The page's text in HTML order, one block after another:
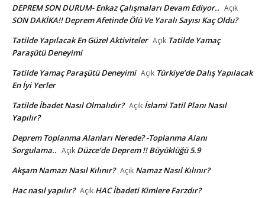
DEPREM SON DURUM- Enkaz Çalışmaları Devam Ediyor.. Açık
SON DAKİKA!! Deprem Afetinde Ölü Ve Yaralı Sayısı Kaç Oldu?
Tatilde Yapılacak En Güzel Aktiviteler Açık Tatilde Yamaç
Paraşütü Deneyimi
Tatilde Yamaç Paraşütü Deneyimi Açık Türkiye’de Dalış Yapılacak
En İyi Yerler
Tatilde İbadet Nasıl Olmalıdır? Açık İslami Tatil Planı Nasıl
Yapılır?
Deprem Toplanma Alanları Nerede? -Toplanma Alanı
Sorgulama.. Açık Düzce’de Deprem !! Büyüklüğü 5.9
Akşam Namazı Nasıl Kılınır? Açık Namaz Nasıl Kılınır?
Hac nasıl yapılır? Açık HAC İbadeti Kimlere Farzdır?